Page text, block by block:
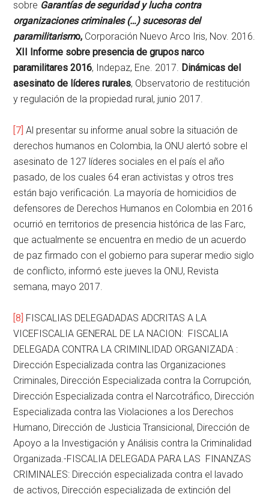
sobre Garantías de seguridad y lucha contra
organizaciones criminales (…) sucesoras del
paramilitarismo, Corporación Nuevo Arco Iris, Nov. 2016.
XII Informe sobre presencia de grupos narco
paramilitares 2016, Indepaz, Ene. 2017. Dinámicas del
asesinato de líderes rurales, Observatorio de restitución
y regulación de la propiedad rural, junio 2017.
[7] Al presentar su informe anual sobre la situación de
derechos humanos en Colombia, la ONU alertó sobre el
asesinato de 127 líderes sociales en el país el año
pasado, de los cuales 64 eran activistas y otros tres
están bajo verificación. La mayoría de homicidios de
defensores de Derechos Humanos en Colombia en 2016
ocurrió en territorios de presencia histórica de las Farc,
que actualmente se encuentra en medio de un acuerdo
de paz firmado con el gobierno para superar medio siglo
de conflicto, informó este jueves la ONU, Revista
semana, mayo 2017.
[8] FISCALIAS DELEGADADAS ADCRITAS A LA
VICEFISCALIA GENERAL DE LA NACION: FISCALIA
DELEGADA CONTRA LA CRIMINLIDAD ORGANIZADA :
Dirección Especializada contra las Organizaciones
Criminales, Dirección Especializada contra la Corrupción,
Dirección Especializada contra el Narcotráfico, Dirección
Especializada contra las Violaciones a los Derechos
Humano, Dirección de Justicia Transicional, Dirección de
Apoyo a la Investigación y Análisis contra la Criminalidad
Organizada.-FISCALIA DELEGADA PARA LAS FINANZAS
CRIMINALES: Dirección especializada contra el lavado
de activos, Dirección especializada de extinción del